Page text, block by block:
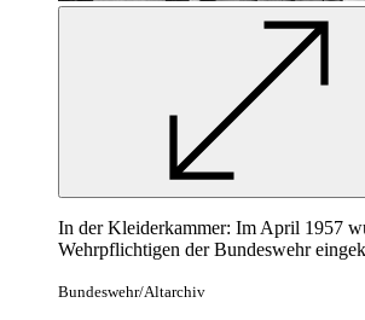
In der Kleiderkammer: Im April 1957
Wehrpflichtigen der Bundeswehr
Bundeswehr/Altarchiv